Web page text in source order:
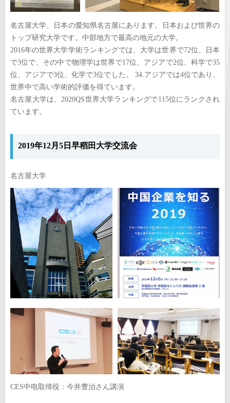
名古屋大学、日本の愛知県名古屋にあります。日本および世界の
トップ研究大学です。中部地方で最高の地元の大学。
2016年の世界大学学術ランキングでは、大学は世界で72位、日本
で3位で、その中で物理学は世界で17位、アジアで2位、科学で35
位、アジアで3位、化学で3位でした。 34.アジアでは4位であり、
世界中で高い学術的評価を得ています。
名古屋大学は、2020QS世界大学ランキングで115位にランクされ
ています。
2019年12月5日早稻田大学交流会
名古屋大学
CES中电取缔役：今井豊治さん講演